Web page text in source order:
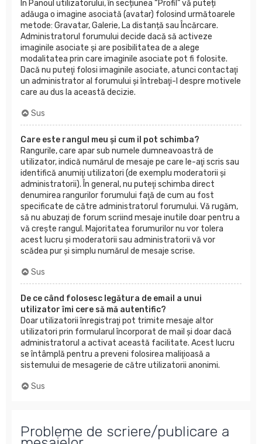
În Panoul utilizatorului, în secțiunea “Profil” vă puteți
adăuga o imagine asociată (avatar) folosind următoarele
metode: Gravatar, Galerie, La distanță sau Încărcare.
Administratorul forumului decide dacă să activeze
imaginile asociate şi are posibilitatea de a alege
modalitatea prin care imaginile asociate pot fi folosite.
Dacă nu puteţi folosi imaginile asociate, atunci contactaţi
un administrator al forumului şi întrebaţi-l despre motivele
care au dus la această decizie.
Sus
Care este rangul meu şi cum il pot schimba?
Rangurile, care apar sub numele dumneavoastră de
utilizator, indică numărul de mesaje pe care le-aţi scris sau
identifică anumiţi utilizatori (de exemplu moderatorii şi
administratorii). În general, nu puteţi schimba direct
denumirea rangurilor forumului faţă de cum au fost
specificate de către administratorul forumului. Vă rugăm,
să nu abuzaţi de forum scriind mesaje inutile doar pentru a
vă creşte rangul. Majoritatea forumurilor nu vor tolera
acest lucru şi moderatorii sau administratorii vă vor
scădea pur şi simplu numărul de mesaje scrise.
Sus
De ce când folosesc legătura de email a unui
utilizator îmi cere să mă autentific?
Doar utilizatorii înregistraţi pot trimite mesaje altor
utilizatori prin formularul încorporat de mail şi doar dacă
administratorul a activat această facilitate. Acest lucru
se întâmplă pentru a preveni folosirea maliţioasă a
sistemului de mesagerie de către utilizatorii anonimi.
Sus
Probleme de scriere/publicare a